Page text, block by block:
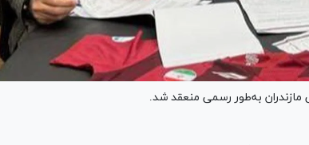
مازندران به‌طور رسمی منعقد شد.